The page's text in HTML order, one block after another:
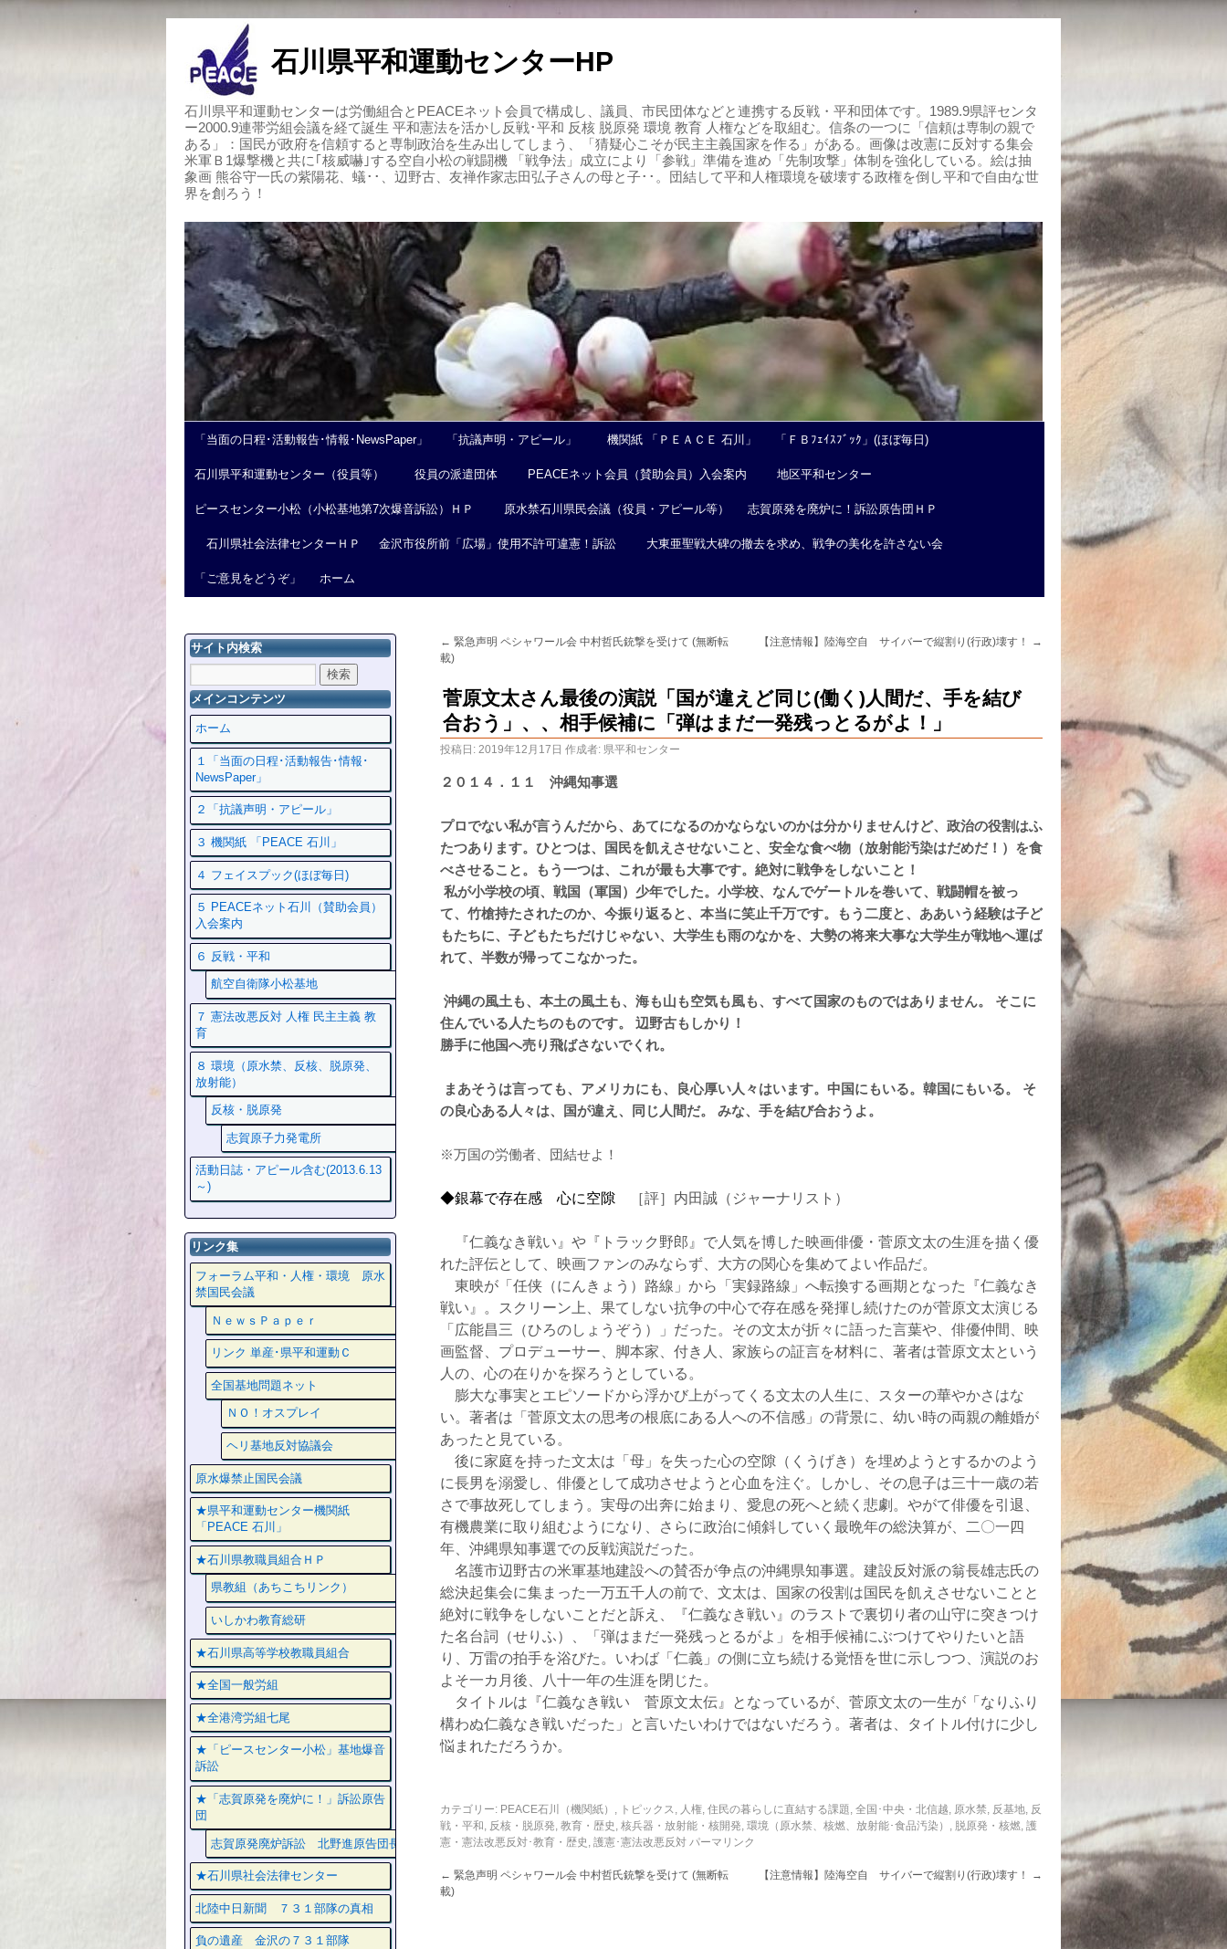
石川県平和運動センターHP
石川県平和運動センターは労働組合とPEACEネット会員で構成し、議員、市民団体などと連携する反戦・平和団体です。1989.9県評センタ
ー2000.9連帯労組会議を経て誕生 平和憲法を活かし反戦･平和 反核 脱原発 環境 教育 人権などを取組む。信条の一つに「信頼は専制の親で
ある」：国民が政府を信頼すると専制政治を生み出してしまう、「猜疑心こそが民主主義国家を作る」がある。画像は改憲に反対する集会
米軍Ｂ1爆撃機と共に｢核威嚇｣する空自小松の戦闘機 「戦争法」成立により「参戦」準備を進め「先制攻撃」体制を強化している。絵は抽
象画 熊谷守一氏の紫陽花、蟻･･、辺野古、友禅作家志田弘子さんの母と子･･。団結して平和人権環境を破壊する政権を倒し平和で自由な世
界を創ろう！
「当面の日程･活動報告･情報･NewsPaper」 「抗議声明・アピール」 機関紙 「ＰＥＡＣＥ 石川」 「ＦＢﾌｪｲｽﾌﾞｯｸ」(ほぼ毎日)
石川県平和運動センター（役員等） 役員の派遣団体 PEACEネット会員（賛助会員）入会案内 地区平和センター
ピースセンター小松（小松基地第7次爆音訴訟）ＨＰ 原水禁石川県民会議（役員・アピール等） 志賀原発を廃炉に！訴訟原告団ＨＰ
石川県社会法律センターＨＰ 金沢市役所前「広場」使用不許可違憲！訴訟 大東亜聖戦大碑の撤去を求め、戦争の美化を許さない会
「ご意見をどうぞ」 ホーム
← 緊急声明 ペシャワール会 中村哲氏銃撃を受けて (無断転
載)
【注意情報】陸海空自 サイバーで縦割り(行政)壊す！ →
菅原文太さん最後の演説「国が違えど同じ(働く)人間だ、手を結び
合おう」、、相手候補に「弾はまだ一発残っとるがよ！」
投稿日: 2019年12月17日 作成者: 県平和センター
２０１４．１１ 沖縄知事選
プロでない私が言うんだから、あてになるのかならないのかは分かりませんけど、政治の役割はふ
たつあります。 ひとつは、国民を飢えさせないこと、安全な食べ物（放射能汚染はだめだ！）を食
べさせること。
もう一つは、これが最も大事です。 絶対に戦争をしないこと！
私が小学校の頃、戦国（軍国）少年でした。小学校、なんでゲートルを巻いて、戦闘帽を被っ
て、竹槍持たされたのか、今振り返ると、本当に笑止千万です。もう二度と、ああいう経験は子ど
もたちに、子どもたちだけじゃない、大学生も雨のなかを、大勢の将来大事な大学生が戦地へ運ば
れて、半数が帰ってこなかった。
沖縄の風土も、本土の風土も、海も山も空気も風も、すべて国家のものではありません。 そこに
住んでいる人たちのものです。 辺野古もしかり！
勝手に他国へ売り飛ばさないでくれ。
まあそうは言っても、アメリカにも、良心厚い人々はいます。中国にもいる。韓国にもいる。
そ
の良心ある人々は、国が違え、同じ人間だ。 みな、手を結び合おうよ。
※万国の労働者、団結せよ！
◆銀幕で存在感 心に空隙 ［評］内田誠（ジャーナリスト）
『仁義なき戦い』や『トラック野郎』で人気を博した映画俳優・菅原文太の生涯を描く優
れた評伝として、映画ファンのみならず、大方の関心を集めてよい作品だ。
東映が「任侠（にんきょう）路線」から「実録路線」へ転換する画期となった『仁義なき
戦い』。スクリーン上、果てしない抗争の中心で存在感を発揮し続けたのが菅原文太演じる
「広能昌三（ひろのしょうぞう）」だった。その文太が折々に語った言葉や、俳優仲間、映
画監督、プロデューサー、脚本家、付き人、家族らの証言を材料に、著者は菅原文太という
人の、心の在りかを探ろうとしている。
膨大な事実とエピソードから浮かび上がってくる文太の人生に、スターの華やかさはな
い。著者は「菅原文太の思考の根底にある人への不信感」の背景に、幼い時の両親の離婚が
あったと見ている。
後に家庭を持った文太は「母」を失った心の空隙（くうげき）を埋めようとするかのよう
に長男を溺愛し、俳優として成功させようと心血を注ぐ。しかし、その息子は三十一歳の若
さで事故死してしまう。実母の出奔に始まり、愛息の死へと続く悲劇。やがて俳優を引退、
有機農業に取り組むようになり、さらに政治に傾斜していく最晩年の総決算が、二〇一四
年、沖縄県知事選での反戦演説だった。
名護市辺野古の米軍基地建設への賛否が争点の沖縄県知事選。建設反対派の翁長雄志氏の
総決起集会に集まった一万五千人の前で、文太は、国家の役割は国民を飢えさせないことと
絶対に戦争をしないことだと訴え、『仁義なき戦い』のラストで裏切り者の山守に突きつけ
た名台詞（せりふ）、「弾はまだ一発残っとるがよ」を相手候補にぶつけてやりたいと語
り、万雷の拍手を浴びた。いわば「仁義」の側に立ち続ける覚悟を世に示しつつ、演説のお
よそ一カ月後、八十一年の生涯を閉じた。
タイトルは『仁義なき戦い 菅原文太伝』となっているが、菅原文太の一生が「なりふり
構わぬ仁義なき戦いだった」と言いたいわけではないだろう。著者は、タイトル付けに少し
悩まれただろうか。
カテゴリー: PEACE石川（機関紙） , トピックス, 人権, 住民の暮らしに直結する課題, 全国･中央・北信越, 原水禁, 反基地, 反
戦・平和, 反核・脱原発, 教育・歴史 , 核兵器・放射能・核開発, 環境（原水禁、核燃、放射能･食品汚染） , 脱原発・核燃, 護
憲・憲法改悪反対･教育・歴史 , 護憲･憲法改悪反対 パーマリンク
← 緊急声明 ペシャワール会 中村哲氏銃撃を受けて (無断転
載)
【注意情報】陸海空自 サイバーで縦割り(行政)壊す！ →
サイト内検索
メインコンテンツ
ホーム
１「当面の日程･活動報告･情報･
NewsPaper」
２「抗議声明・アピール」
３ 機関紙 「PEACE 石川」
４ フェイスプック(ほぼ毎日)
５ PEACEネット石川（賛助会員）
入会案内
６ 反戦・平和
航空自衛隊小松基地
７ 憲法改悪反対 人権 民主主義 教
育
８ 環境（原水禁、反核、脱原発、
放射能）
反核・脱原発
志賀原子力発電所
活動日誌・アピール含む(2013.6.13
～)
リンク集
フォーラム平和・人権・環境 原水
禁国民会議
ＮｅｗｓＰａｐｅｒ
リンク 単産･県平和運動Ｃ
全国基地問題ネット
ＮＯ！オスプレイ
ヘリ基地反対協議会
原水爆禁止国民会議
★県平和運動センター機関紙
「PEACE 石川」
★石川県教職員組合ＨＰ
県教組（あちこちリンク）
いしかわ教育総研
★石川県高等学校教職員組合
★全国一般労組
★全港湾労組七尾
★「ピースセンター小松」基地爆音
訴訟
★「志賀原発を廃炉に！」訴訟原告
団
志賀原発廃炉訴訟 北野進原告団長
★石川県社会法律センター
北陸中日新聞 ７３１部隊の真相
負の遺産 金沢の７３１部隊